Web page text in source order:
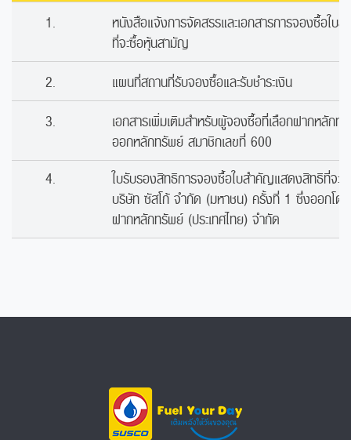
1.
หนังสือแจ้งการจัดสรรและเอกสารการจองซื้อใ
ที่จะซื้อหุ้นสามัญ
2.
แผนที่สถานที่รับจองซื้อและรับชำระเงิน
3.
เอกสารเพิ่มเติมสำหรับผู้จองซื้อที่เลือกฝากหลัก
ออกหลักทรัพย์ สมาชิกเลขที่ 600
4.
ใบรับรองสิทธิการจองซื้อใบสำคัญแสดงสิทธิที่จ
บริษัท ซัสโก้ จำกัด (มหาชน) ครั้งที่ 1 ซึ่งออกโด
ฝากหลักทรัพย์ (ประเทศไทย) จำกัด